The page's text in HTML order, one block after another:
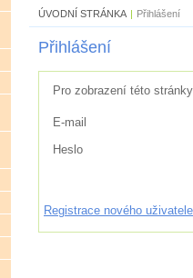
ÚVODNÍ STRÁNKA | Přihlášení
Přihlášení
Pro zobrazení této
E-mail
Heslo
Registrace nového uživatele